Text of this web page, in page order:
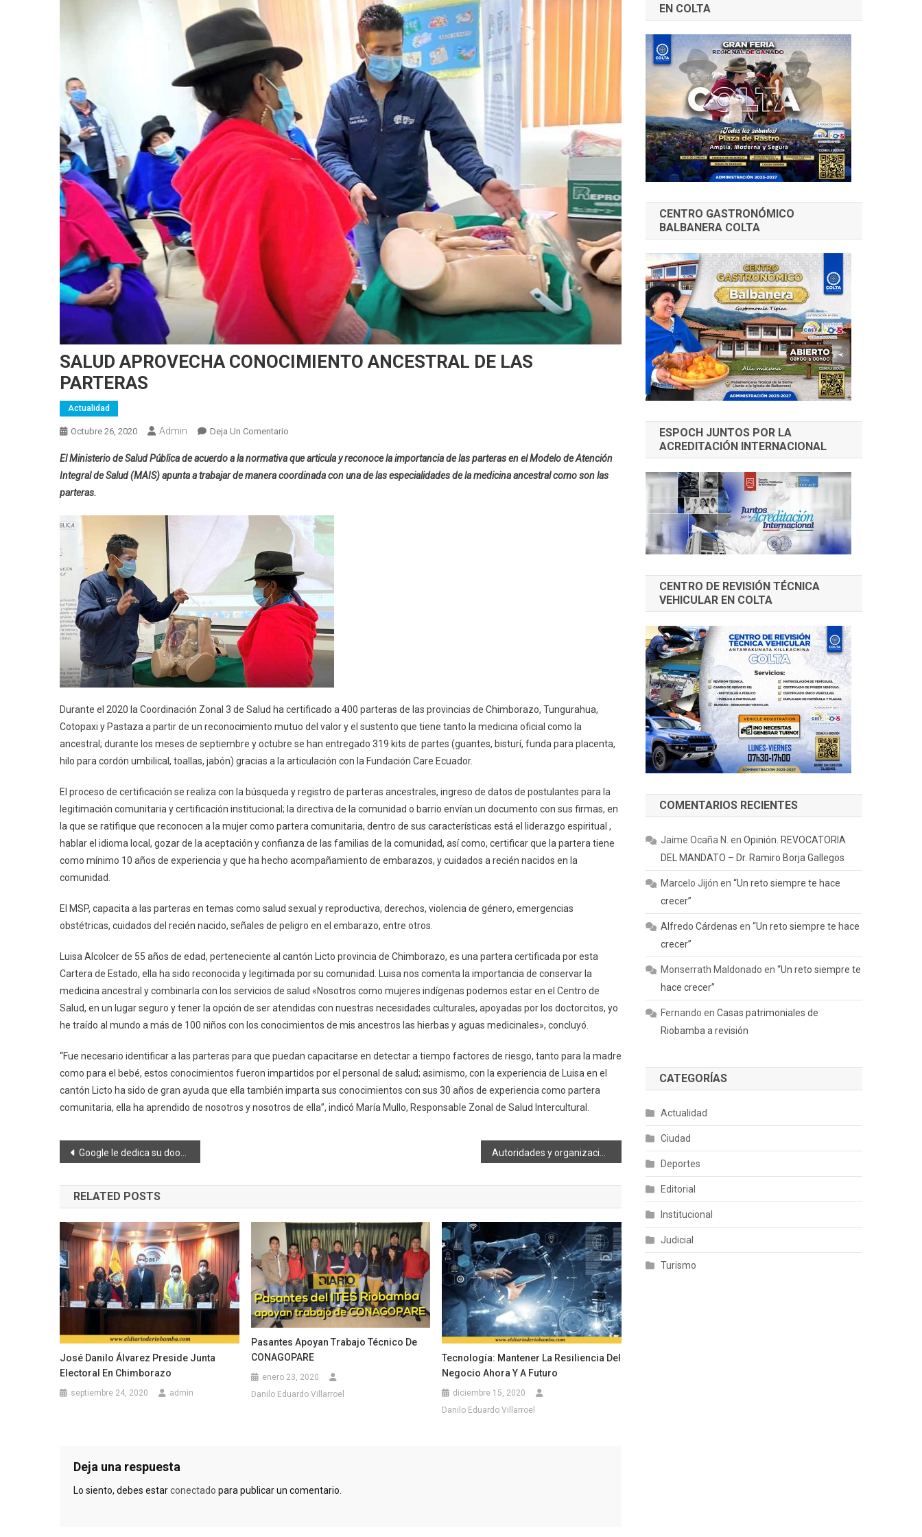
SALUD APROVECHA CONOCIMIENTO ANCESTRAL DE LAS
PARTERAS
Actualidad
Octubre 26, 2020 Admin Deja Un Comentario
APROVECHA
CONOCIMIENTO
LAS
PARTERAS
El Ministerio de Salud Pública de acuerdo a la normativa que articula y reconoce la importancia de las parteras en el Modelo de Atención
Integral de Salud (MAIS) apunta a trabajar de manera coordinada con una de las especialidades de la medicina ancestral como son las
parteras.
Durante el 2020 la Coordinación Zonal 3 de Salud ha certificado a 400 parteras de las provincias de Chimborazo, Tungurahua,
Cotopaxi y Pastaza a partir de un reconocimiento mutuo del valor y el sustento que tiene tanto la medicina oficial como la
ancestral; durante los meses de septiembre y octubre se han entregado 319 kits de partes (guantes, bisturí, funda para placenta,
hilo para cordón umbilical, toallas, jabón) gracias a la articulación con la Fundación Care Ecuador.
El proceso de certificación se realiza con la búsqueda y registro de parteras ancestrales, ingreso de datos de postulantes para la
legitimación comunitaria y certificación institucional; la directiva de la comunidad o barrio envían un documento con sus firmas, en
la que se ratifique que reconocen a la mujer como partera comunitaria, dentro de sus características está el liderazgo espiritual ,
hablar el idioma local, gozar de la aceptación y confianza de las familias de la comunidad, así como, certificar que la partera tiene
como mínimo 10 años de experiencia y que ha hecho acompañamiento de embarazos, y cuidados a recién nacidos en la
comunidad.
El MSP, capacita a las parteras en temas como salud sexual y reproductiva, derechos, violencia de género, emergencias
obstétricas, cuidados del recién nacido, señales de peligro en el embarazo, entre otros.
Luisa Alcolcer de 55 años de edad, perteneciente al cantón Licto provincia de Chimborazo, es una partera certificada por esta
Cartera de Estado, ella ha sido reconocida y legitimada por su comunidad. Luisa nos comenta la importancia de conservar la
medicina ancestral y combinarla con los servicios de salud «Nosotros como mujeres indígenas podemos estar en el Centro de
Salud, en un lugar seguro y tener la opción de ser atendidas con nuestras necesidades culturales, apoyadas por los doctorcitos, yo
he traído al mundo a más de 100 niños con los conocimientos de mis ancestros las hierbas y aguas medicinales», concluyó.
“Fue necesario identificar a las parteras para que puedan capacitarse en detectar a tiempo factores de riesgo, tanto para la madre
como para el bebé, estos conocimientos fueron impartidos por el personal de salud; asimismo, con la experiencia de Luisa en el
cantón Licto ha sido de gran ayuda que ella también imparta sus conocimientos con sus 30 años de experiencia como partera
comunitaria, ella ha aprendido de nosotros y nosotros de ella”, indicó María Mullo, Responsable Zonal de Salud Intercultural.
Navegación
de
entradas
Google le dedica su doodle Dolores Cacuango, líder ecuatoriana
RELATED POSTS
José Danilo Álvarez Preside Junta
Electoral En Chimborazo
septiembre 24, 2020 admin
Pasantes Apoyan Trabajo Técnico De
CONAGOPARE
enero 23, 2020
Danilo Eduardo Villarroel
Tecnología: Mantener La Resiliencia Del
Negocio Ahora Y A Futuro
diciembre 15, 2020
Danilo Eduardo Villarroel
Deja una respuesta
Lo siento, debes estarconectado para publicar un comentario.
EN COLTA
CENTRO GASTRONÓMICO
BALBANERA COLTA
ESPOCH JUNTOS POR LA
ACREDITACIÓN INTERNACIONAL
CENTRO DE REVISIÓN TÉCNICA
VEHICULAR EN COLTA
COMENTARIOS RECIENTES
Jaime Ocaña N. enOpinión. REVOCATORIA
DEL MANDATO – Dr. Ramiro Borja Gallegos
Marcelo Jijón en“Un reto siempre te hace
crecer”
Alfredo Cárdenas en“Un reto siempre te hace
crecer”
Monserrath Maldonado en“Un reto siempre te
hace crecer”
Fernando enCasas patrimoniales de
Riobamba a revisión
CATEGORÍAS
Actualidad
Ciudad
Deportes
Editorial
Institucional
Judicial
Turismo